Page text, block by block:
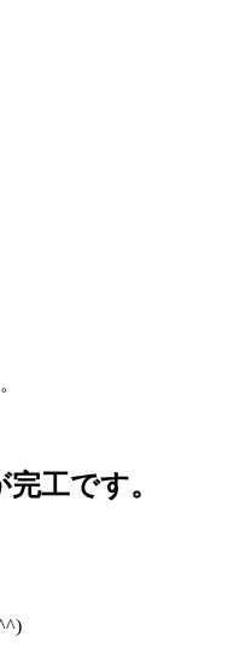
工です。